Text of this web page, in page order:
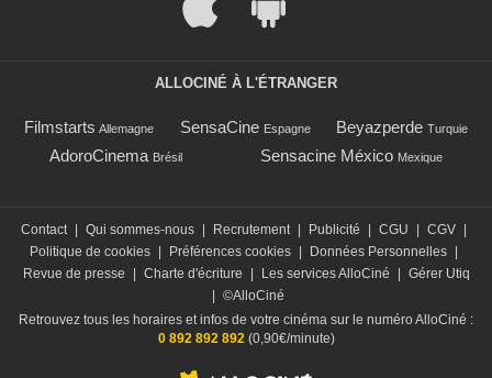
ALLOCINÉ À L'ÉTRANGER
Filmstarts Allemagne SensaCine Espagne Beyazperde Turquie
AdoroCinema Brésil Sensacine México Mexique
Contact Qui sommes-nous Recrutement Publicité CGU CGV
Politique de cookies
Préférences cookies Données Personnelles
Revue de presse
Charte d'écriture Les services AlloCiné
Gérer Utiq
©AlloCiné
Retrouvez tous les horaires et infos de votre cinéma sur le numéro AlloCiné :
0 892 892 892(0,90€/minute)